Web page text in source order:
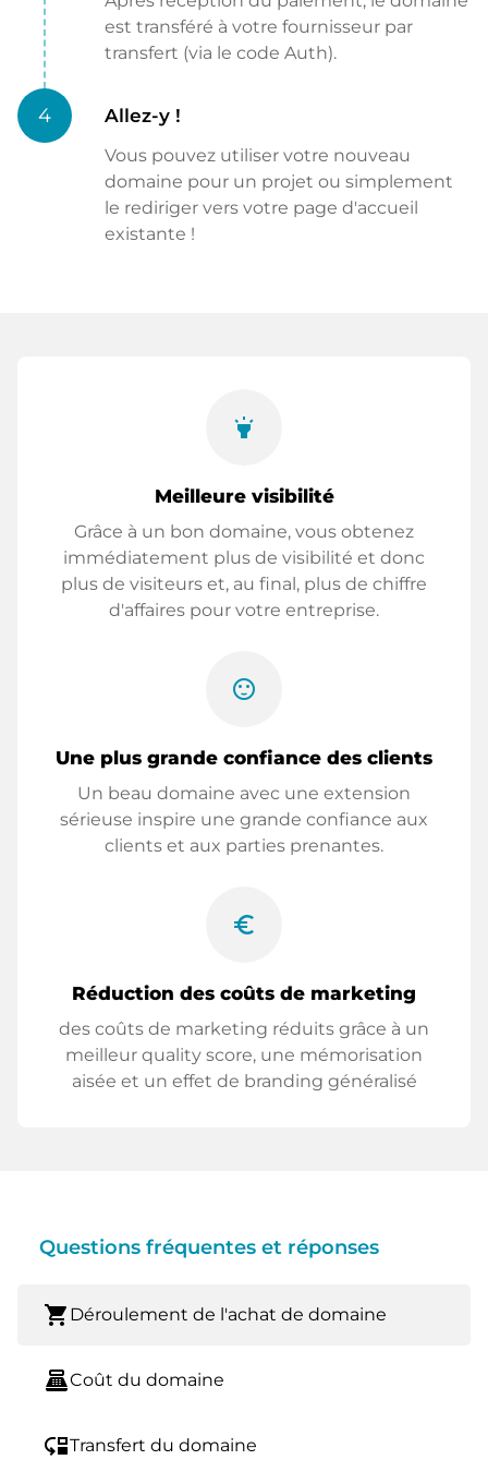
est transféré à votre fournisseur par
transfert (via le code Auth).
4 Allez-y !
Vous pouvez utiliser votre nouveau
domaine pour un projet ou simplement
le rediriger vers votre page d'accueil
existante !
highlight
Meilleure visibilité
Grâce à un bon domaine, vous obtenez
immédiatement plus de visibilité et donc
plus de visiteurs et, au final, plus de chiffre
d'affaires pour votre entreprise.
sentiment_satisfied
Une plus grande confiance des clients
Un beau domaine avec une extension
sérieuse inspire une grande confiance aux
clients et aux parties prenantes.
euro_symbol
Réduction des coûts de marketing
des coûts de marketing réduits grâce à un
meilleur quality score, une mémorisation
aisée et un effet de branding généralisé
Questions fréquentes et réponses
shopping_cart Déroulement de l'achat de domaine
point_of_saleCoût du domaine
move_downTransfert du domaine